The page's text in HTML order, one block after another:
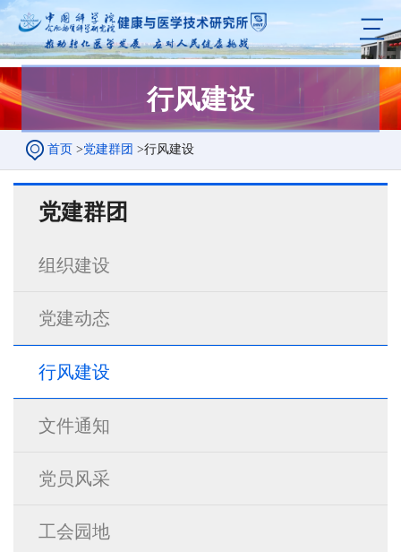
三
行风建设
首页 >党建群团 >行风建设
党建群团
组织建设
党建动态
行风建设
文件通知
党员风采
工会园地